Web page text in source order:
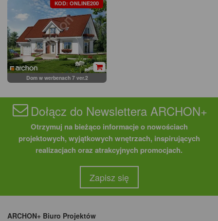
KOD: ONLINE200
Dom w werbenach 7 ver.2
Dołącz do Newslettera ARCHON+
Otrzymuj na bieżąco informacje o nowościach
projektowych, wyjątkowych wnętrzach, inspirujących
realizacjach oraz atrakcyjnych promocjach.
Zapisz się
ARCHON+ Biuro Projektów